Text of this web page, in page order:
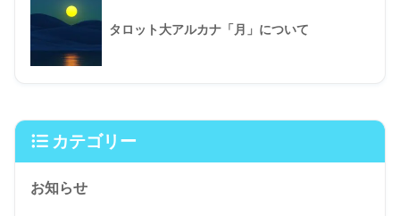
タロット大アルカナ「月」について
カテゴリー
お知らせ